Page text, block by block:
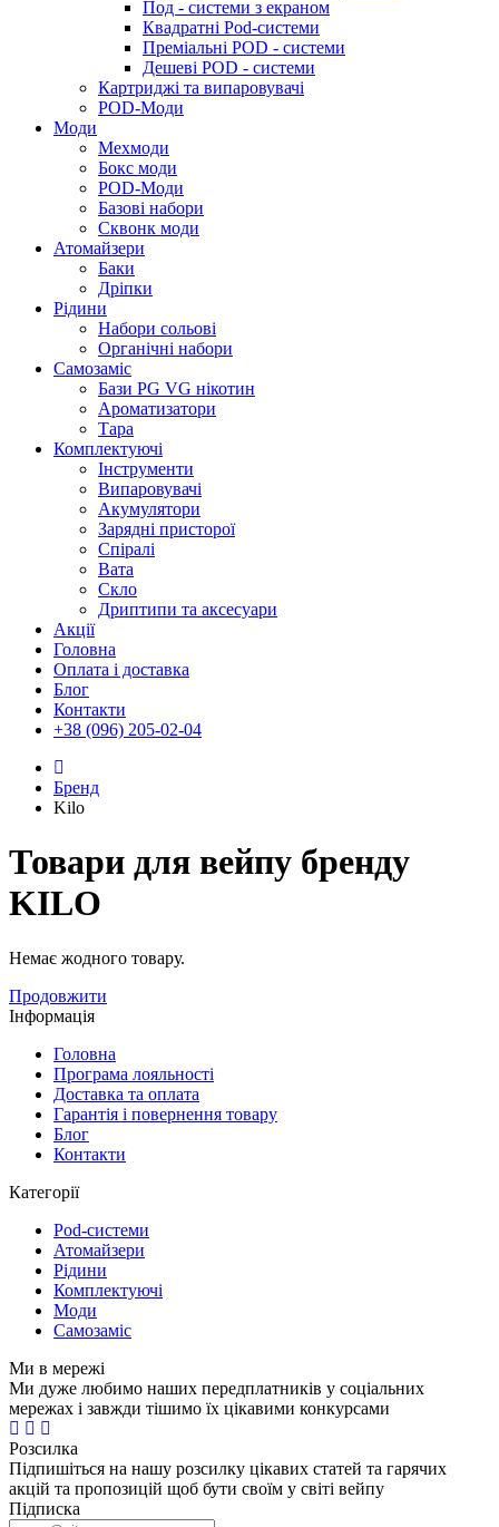
Под - системи з екраном
Квадратні Pod-системи
Преміальні POD - системи
Дешеві POD - системи
Картриджі та випаровувачі
POD-Моди
Моди
Мехмоди
Бокс моди
POD-Моди
Базові набори
Сквонк моди
Атомайзери
Баки
Дріпки
Рідини
Набори сольові
Органічні набори
Самозаміс
Бази PG VG нікотин
Ароматизатори
Тара
Комплектуючі
Інструменти
Випаровувачі
Акумулятори
Зарядні присторої
Спіралі
Вата
Скло
Дриптипи та аксесуари
Акції
Головна
Оплата і доставка
Блог
Контакти
+38 (096) 205-02-04
Бренд
Kilo
Товари для вейпу бренду
KILO
Немає жодного товару.
Продовжити
Інформація
Головна
Програма лояльності
Доставка та оплата
Гарантія і повернення товару
Блог
Контакти
Категорії
Pod-системи
Атомайзери
Рідини
Комплектуючі
Моди
Самозаміс
Ми в мережі
Ми дуже любимо наших передплатників у соціальних
мережах і завжди тішимо їх цікавими конкурсами
Розсилка
Підпишіться на нашу розсилку цікавих статей та гарячих
акцій та пропозицій щоб бути своїм у світі вейпу
Підписка